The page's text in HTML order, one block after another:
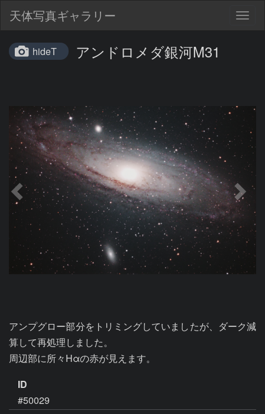
天体写真ギャラリー
hideT アンドロメダ銀河M31
アンプグロー部分をトリミングしていましたが、ダーク減
算して再処理しました。
周辺部に所々Hαの赤が見えます。
ID
#50029